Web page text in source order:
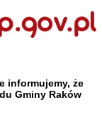
informujemy, że
Gminy Raków